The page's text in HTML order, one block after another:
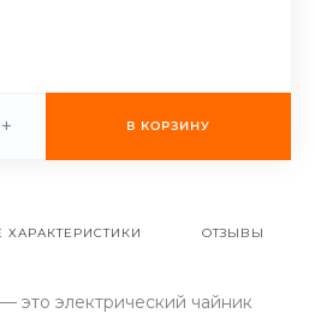
25
+ В КОРЗИНУ
ХАРАКТЕРИСТИКИ ОТЗЫВЫ
это электрический чайник